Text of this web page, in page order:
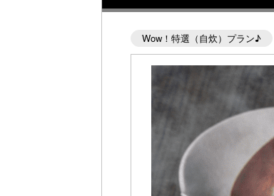
Wow！特選（自炊）プラン♪